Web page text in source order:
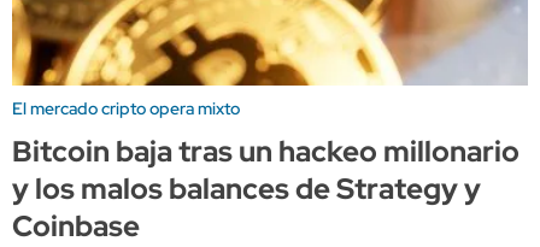
El mercado cripto opera mixto
Bitcoin baja tras un hackeo millonario
y los malos balances de Strategy y
Coinbase